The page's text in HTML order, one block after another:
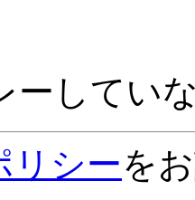
ーしてい
リシーを